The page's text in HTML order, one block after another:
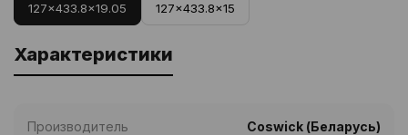
127x433.8x19.05 127x433.8x15
Характеристики
Производитель Coswick (Беларусь)